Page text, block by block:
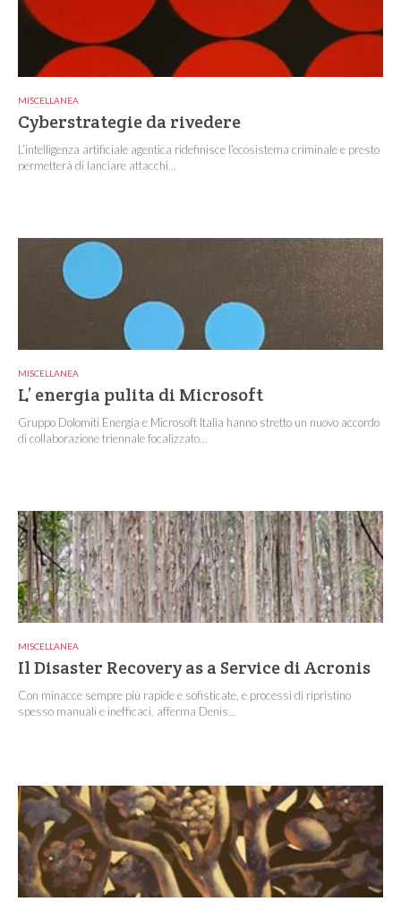
MISCELLANEA
Cyberstrategie da rivedere
L’intelligenza artificiale agentica ridefinisce l’ecosistema criminale e presto
permetterà di lanciare attacchi...
MISCELLANEA
L’ energia pulita di Microsoft
Gruppo Dolomiti Energia e Microsoft Italia hanno stretto un nuovo accordo
di collaborazione triennale focalizzato...
MISCELLANEA
Il Disaster Recovery as a Service di Acronis
Con minacce sempre più rapide e sofisticate, e processi di ripristino
spesso manuali e inefficaci, afferma Denis...